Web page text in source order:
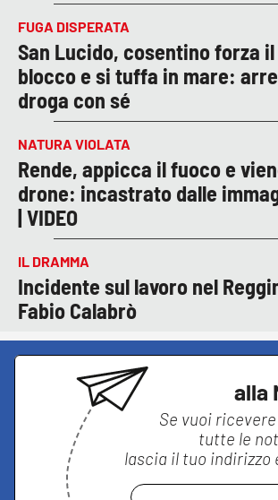
FUGA DISPERATA
San Lucido, cosentino forza
blocco e si tuffa in mare:
droga con sé
NATURA VIOLATA
Rende, appicca il fuoco e
drone: incastrato dalle
| VIDEO
IL DRAMMA
Incidente sul lavoro nel
Fabio Calabrò
alla
Se vuoi
tutte le
lascia il tuo